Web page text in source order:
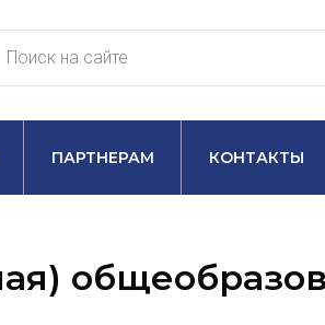
ПАРТНЕРАМ КОНТАКТЫ